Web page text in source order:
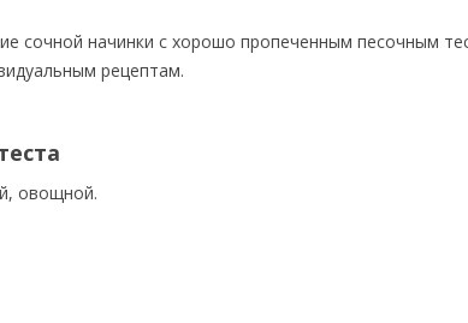
сочной начинки с хорошо пропеченным песочным
рецептам.
овощной.